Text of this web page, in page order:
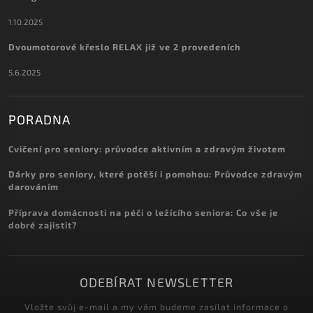
1.10.2025
Dvoumotorové křeslo RELAX již ve 2 provedeních
5.6.2025
PORADNA
Cvičení pro seniory: průvodce aktivním a zdravým životem
Dárky pro seniory, které potěší i pomohou: Průvodce zdravým
darováním
Příprava domácnosti na péči o ležícího seniora: Co vše je
dobré zajistit?
ODEBÍRAT NEWSLETTER
Vložte svůj e-mail a my vám budeme zasílat informace o